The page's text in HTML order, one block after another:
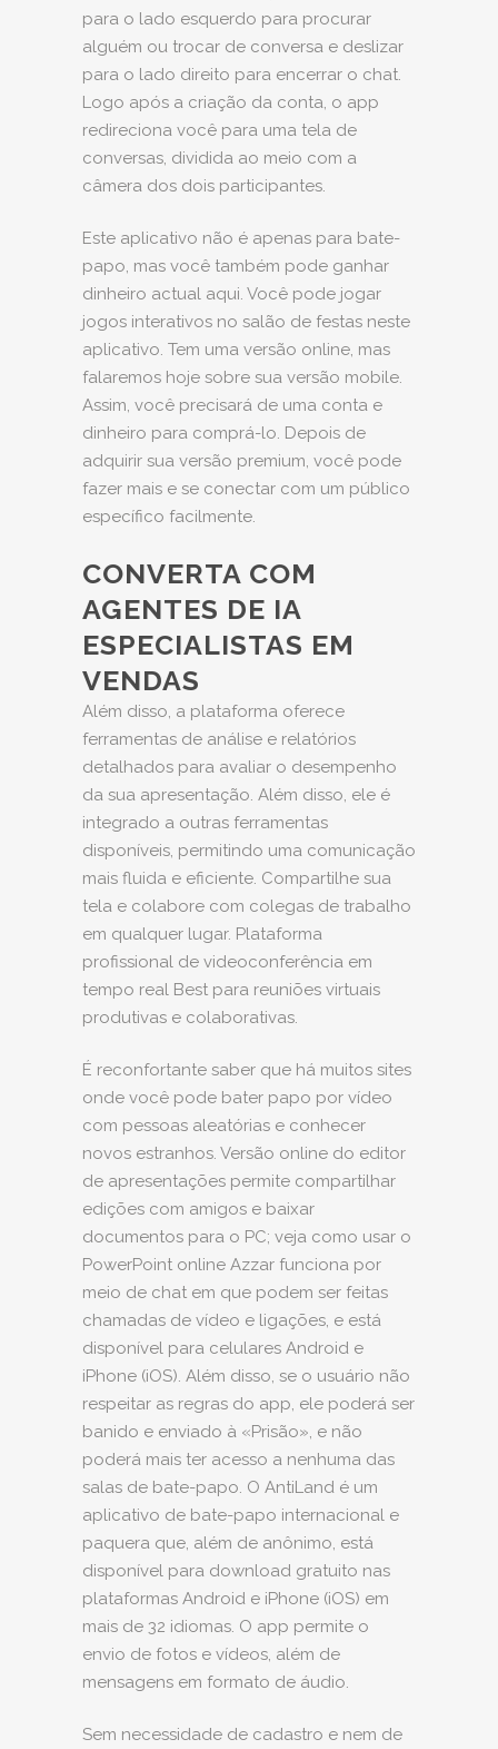
para o lado esquerdo para procurar
alguém ou trocar de conversa e deslizar
para o lado direito para encerrar o chat.
Logo após a criação da conta, o app
redireciona você para uma tela de
conversas, dividida ao meio com a
câmera dos dois participantes.
Este aplicativo não é apenas para bate-
papo, mas você também pode ganhar
dinheiro actual aqui. Você pode jogar
jogos interativos no salão de festas neste
aplicativo. Tem uma versão online, mas
falaremos hoje sobre sua versão mobile.
Assim, você precisará de uma conta e
dinheiro para comprá-lo. Depois de
adquirir sua versão premium, você pode
fazer mais e se conectar com um público
específico facilmente.
CONVERTA COM
AGENTES DE IA
ESPECIALISTAS EM
VENDAS
Além disso, a plataforma oferece
ferramentas de análise e relatórios
detalhados para avaliar o desempenho
da sua apresentação. Além disso, ele é
integrado a outras ferramentas
disponíveis, permitindo uma comunicação
mais fluida e eficiente. Compartilhe sua
tela e colabore com colegas de trabalho
em qualquer lugar. Plataforma
profissional de videoconferência em
tempo real Best para reuniões virtuais
produtivas e colaborativas.
É reconfortante saber que há muitos sites
onde você pode bater papo por vídeo
com pessoas aleatórias e conhecer
novos estranhos. Versão online do editor
de apresentações permite compartilhar
edições com amigos e baixar
documentos para o PC; veja como usar o
PowerPoint online Azzar funciona por
meio de chat em que podem ser feitas
chamadas de vídeo e ligações, e está
disponível para celulares Android e
iPhone (iOS). Além disso, se o usuário não
respeitar as regras do app, ele poderá ser
banido e enviado à «Prisão», e não
poderá mais ter acesso a nenhuma das
salas de bate-papo. O AntiLand é um
aplicativo de bate-papo internacional e
paquera que, além de anônimo, está
disponível para download gratuito nas
plataformas Android e iPhone (iOS) em
mais de 32 idiomas. O app permite o
envio de fotos e vídeos, além de
mensagens em formato de áudio.
Sem necessidade de cadastro e nem de